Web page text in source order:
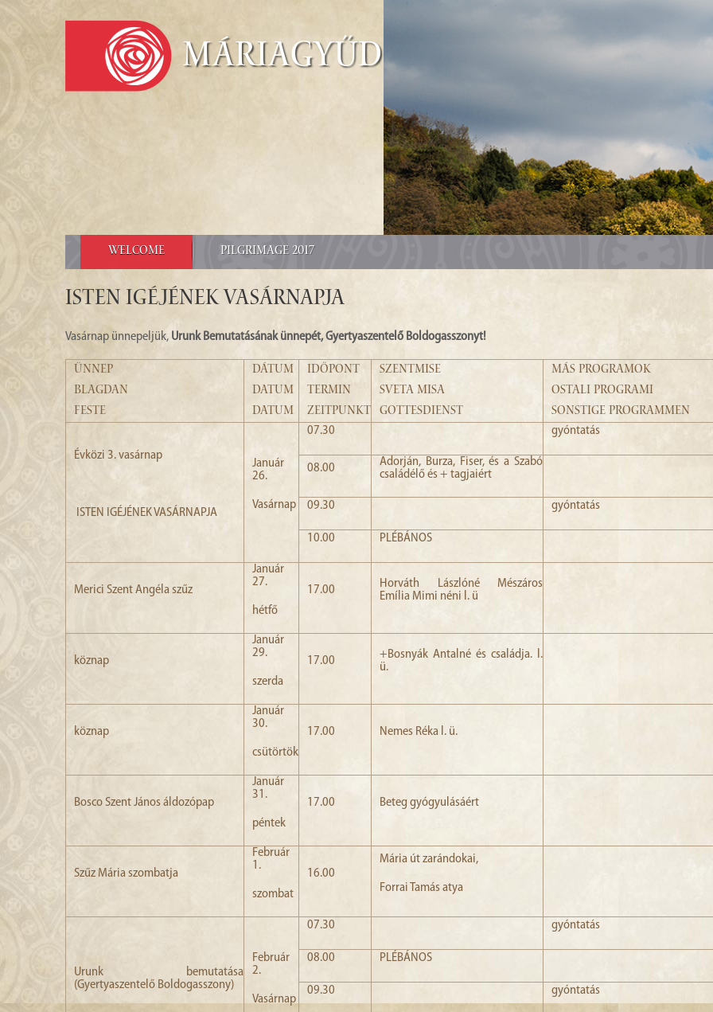
Máriagyűd
WELCOME PILGRIMAGE 2017
ISTEN IGÉJÉNEK VASÁRNAPJA
Vasárnap ünnepeljük, Urunk Bemutatásának ünnepét, Gyertyaszentelő Boldogasszonyt!
ÜNNEP
BLAGDAN
FESTE
DÁTUM
DATUM
DATUM
IDŐPONT
TERMIN
ZEITPUNKT
SZENTMISE
SVETA MISA
GOTTESDIENST
MÁS PROGRAMOK
OSTALI PROGRAMI
SONSTIGE PROGRAMMEN
Évközi 3. vasárnap
ISTEN IGÉJÉNEK VASÁRNAPJA
Január
26.
Vasárnap
07.30 gyóntatás
08.00
Adorján, Burza, Fiser, és a Szabó
családélő és + tagjaiért
09.30 gyóntatás
10.00 PLÉBÁNOS
Merici Szent Angéla szűz
Január
27.
hétfő
17.00
Horváth Lászlóné Mészáros
Emília Mimi néni l. ü
köznap
Január
29.
szerda
17.00
+Bosnyák Antalné és családja. l.
ü.
köznap
Január
30.
csütörtök
17.00 Nemes Réka l. ü.
Bosco Szent János áldozópap
Január
31.
péntek
17.00 Beteg gyógyulásáért
Szűz Mária szombatja
Február
1.
szombat
16.00
Mária út zarándokai,
Forrai Tamás atya
Urunk bemutatása
(Gyertyaszentelő Boldogasszony)
Február
2.
Vasárnap
07.30 gyóntatás
08.00 PLÉBÁNOS
09.30 gyóntatás